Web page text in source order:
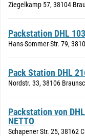
Ziegelkamp 57, 38104
Packstation DHL
Hans-Sommer-Str. 79,
Pack Station DHL
Nordstr. 33, 38106
Packstation von
NETTO
Schapener Str. 25, 38162